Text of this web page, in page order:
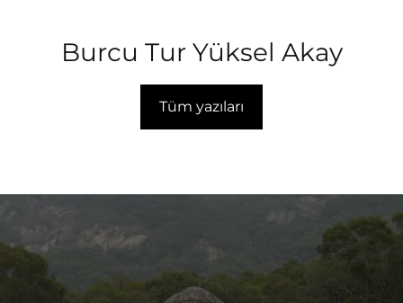
Burcu Tur Yüksel Akay
Tüm yazıları